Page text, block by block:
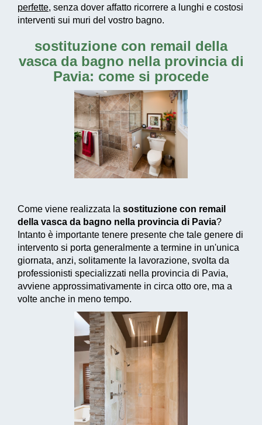
perfette, senza dover affatto ricorrere a lunghi e costosi
interventi sui muri del vostro bagno.
sostituzione con remail della
vasca da bagno nella provincia di
Pavia: come si procede
Come viene realizzata la sostituzione con remail
della vasca da bagno nella provincia di Pavia?
Intanto è importante tenere presente che tale genere di
intervento si porta generalmente a termine in un'unica
giornata, anzi, solitamente la lavorazione, svolta da
professionisti specializzati nella provincia di Pavia,
avviene approssimativamente in circa otto ore, ma a
volte anche in meno tempo.